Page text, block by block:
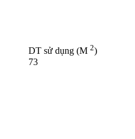
DT sử dụng (M 2)
73